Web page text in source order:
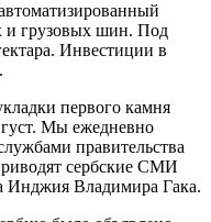
и грузовых шин. Под
Инвестиции в
первого камня
Мы ежедневно
правительства
сербские СМИ
Инджия Владимира Гака.